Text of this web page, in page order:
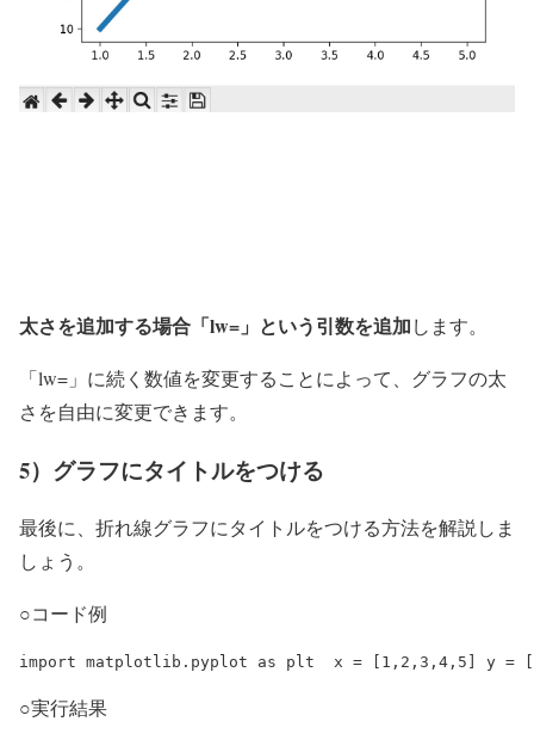
太さを追加する場合「lw=」という引数を追加します。
「lw=」に続く数値を変更することによって、グラフの太
さを自由に変更できます。
5）グラフにタイトルをつける
最後に、折れ線グラフにタイトルをつける方法を解説しま
しょう。
○コード例
import matplotlib.pyplot as plt  x = [1,2,3,4,5] y
○実行結果